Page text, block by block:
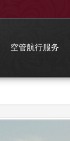
空管航行服务